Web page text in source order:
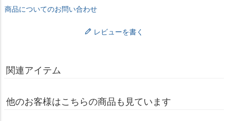
商品についてのお問い合わせ
レビューを書く
関連アイテム
他のお客様はこちらの商品も見ています